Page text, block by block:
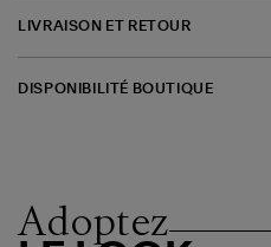
LIVRAISON ET RETOUR
DISPONIBILITÉ BOUTIQUE
Adoptez